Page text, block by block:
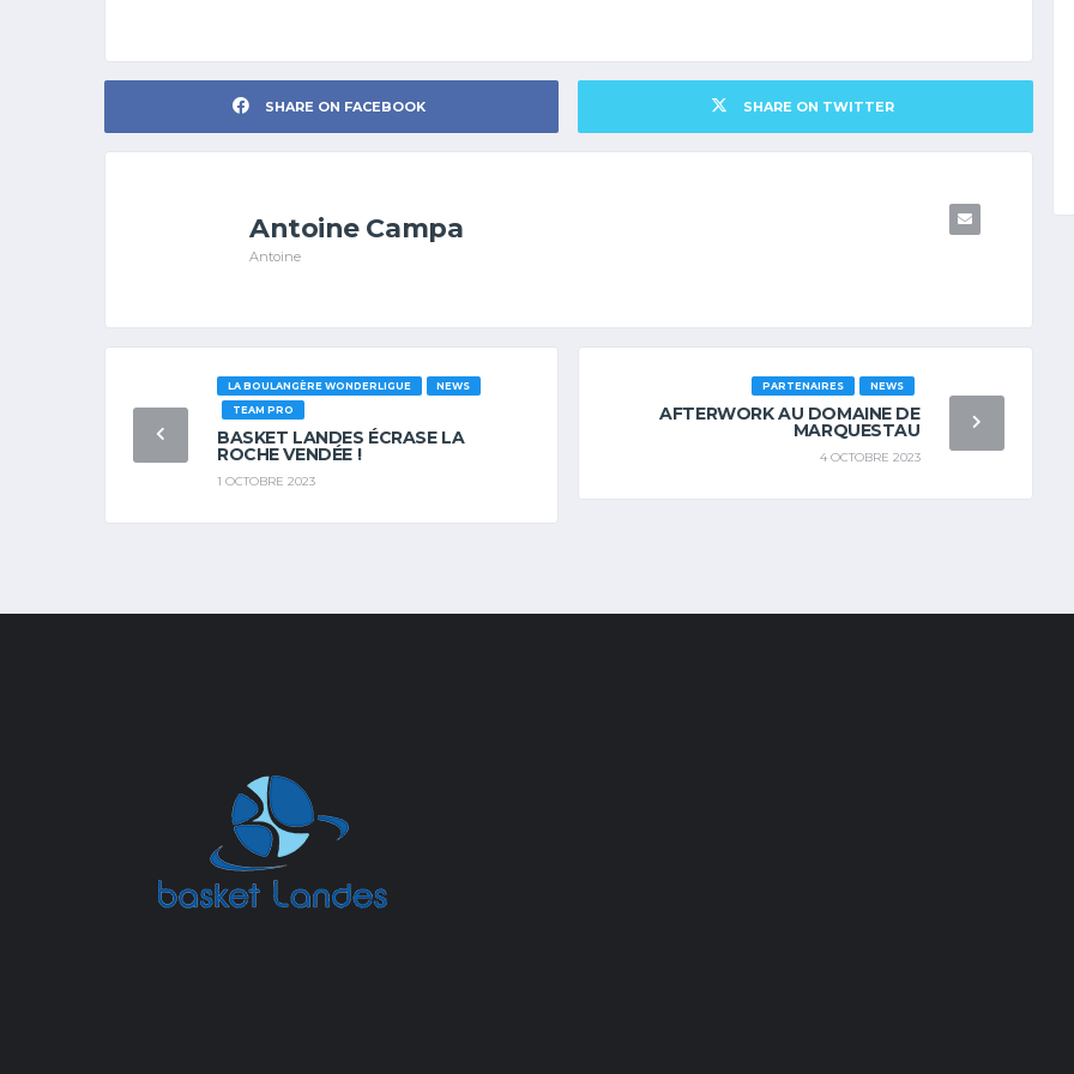
SHARE ON FACEBOOK SHARE ON TWITTER
Antoine Campa
Antoine
LA BOULANGÈRE WONDERLIGUE
NEWS
TEAM PRO
BASKET LANDES ÉCRASE LA
ROCHE VENDÉE !
1 OCTOBRE 2023
NEWS
PARTENAIRES
AFTERWORK AU DOMAINE DE
MARQUESTAU
4 OCTOBRE 2023